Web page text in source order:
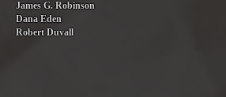
James G. Robinson
Dana Eden
Robert Duvall